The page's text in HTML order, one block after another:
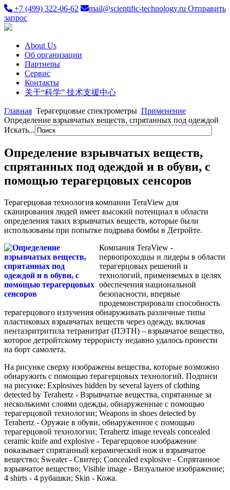
+7 (499) 322-06-62 mail@scientific-technology.ru Отправить
запрос
About Us
Об организации
Партнеры
Сервис
Контакты
关于“科学” 技术支援中心
Главная Терагерцовые спектрометры Применение
Определение взрывчатых веществ, спрятанных под одеждой
Искать...
Определение взрывчатых веществ,
спрятанных под одеждой и в обуви, с
помощью терагерцовых сенсоров
Терагерцовая технология компании TeraView для
сканирования людей имеет высокий потенциал в области
определения таких взрывчатых веществ, которые были
использованы при попытке подрыва бомбы в Детройте.
Компания TeraView -
первопроходцы и лидеры в области
терагерцовых решений и
технологий, применяемых в целях
обеспечения национальной
безопасности, впервые
продемонстрировали способность
терагерцового излучения обнаруживать различные типы
пластиковых взрывчатых веществ через одежду, включая
пентаэритритила тетранитрат (ПЭТН) – взрывчатое вещество,
которое детройтскому террористу недавно удалось пронести
на борт самолета.
На рисунке сверху изображены вещества, которые возможно
обнаружить с помощью терагерцовых технологий. Подписи
на рисунке: Explosives hidden by several layers of clothing
detected by Terahertz - Взрывчатые вещества, спрятанные за
несколькими слоями одежды, обнаруженные с помощью
терагерцовой технологии; Weapons in shoes detected by
Terahertz - Оружие в обуви, обнаруженное с помощью
терагерцовой технологии; Terahertz image reveals concealed
ceramic knife and explosive - Терагерцовое изображение
показывает спрятанный керамический нож и взрывчатое
вещество; Sweater - Свитер; Concealed explosive - Спрятанное
взрывчатое вещество; Visible image - Визуальное изображение;
4 shirts - 4 рубашки; Skin - Кожа.